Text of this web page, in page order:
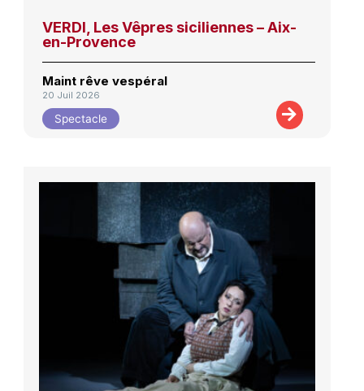
VERDI, Les Vêpres siciliennes – Aix-
en-Provence
Maint rêve vespéral
20 Juil 2026
Spectacle